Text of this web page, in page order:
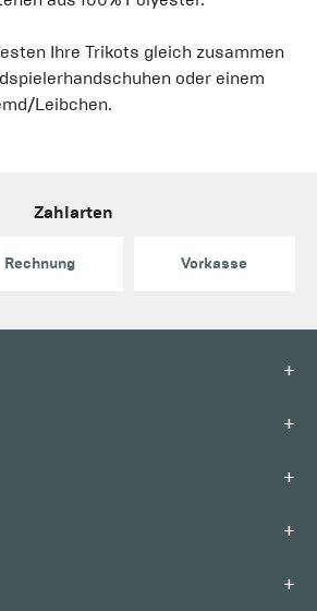
Ihre Trikots gleich zusammen
oder einem
Leibchen.
Zahlarten
Rechnung Vorkasse
+
+
+
+
+